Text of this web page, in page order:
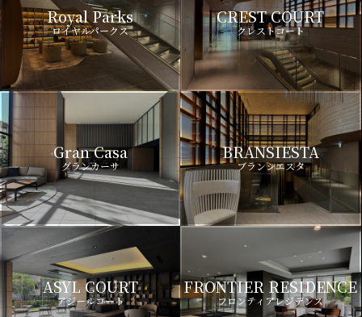
Royal Parks
ロイヤルパークス
CREST COURT
クレストコート
Gran Casa
グランカーサ
BRANSIESTA
ブランシエスタ
ASYL COURT
アジールコート
FRONTIER RESIDENCE
フロンティアレジデンス